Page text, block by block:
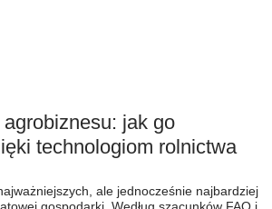
jak go
technologiom rolnictwa
ale jednocześnie najbardziej